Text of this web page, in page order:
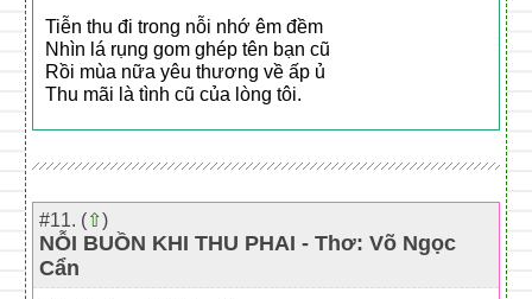
Tiễn thu đi trong nỗi nhớ êm đềm
Nhìn lá rụng gom ghép tên bạn cũ
Rồi mùa nữa yêu thương về ấp ủ
Thu mãi là tình cũ của lòng tôi.
#11. (⇧)
NỖI BUỒN KHI THU PHAI - Thơ: Võ Ngọc
Cẩn